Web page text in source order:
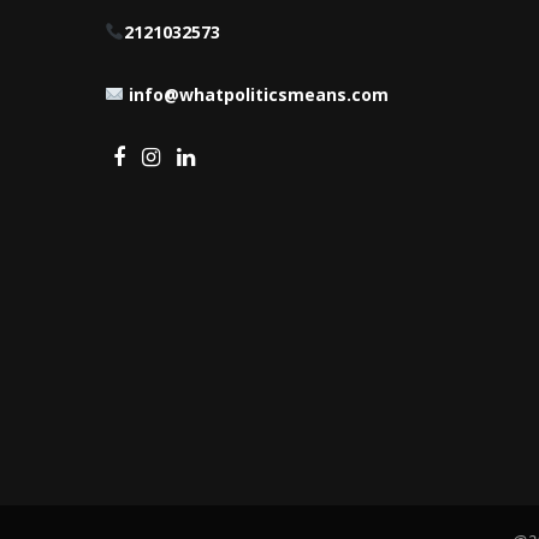
2121032573
info@whatpoliticsmeans.com